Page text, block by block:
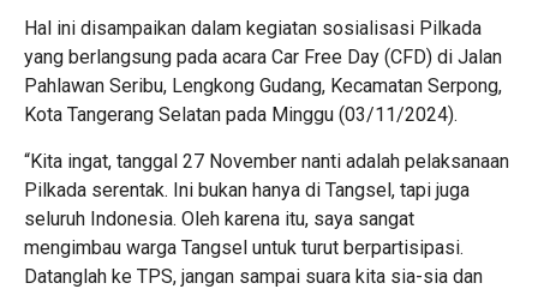
Hal ini disampaikan dalam kegiatan sosialisasi Pilkada
yang berlangsung pada acara Car Free Day (CFD) di Jalan
Pahlawan Seribu, Lengkong Gudang, Kecamatan Serpong,
Kota Tangerang Selatan pada Minggu (03/11/2024).
“Kita ingat, tanggal 27 November nanti adalah pelaksanaan
Pilkada serentak. Ini bukan hanya di Tangsel, tapi juga
seluruh Indonesia. Oleh karena itu, saya sangat
mengimbau warga Tangsel untuk turut berpartisipasi.
Datanglah ke TPS, jangan sampai suara kita sia-sia dan